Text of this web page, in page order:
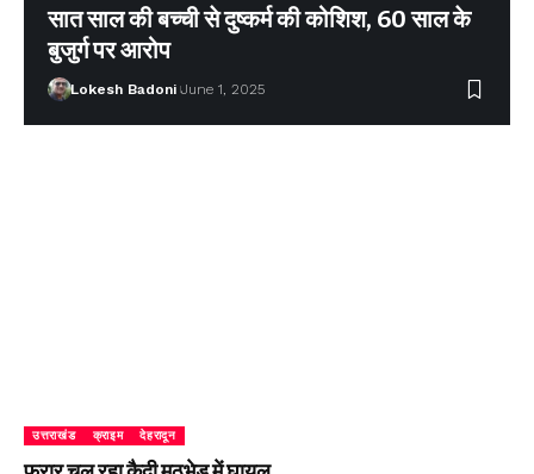
सात साल की बच्ची से दुष्कर्म की कोशिश, 60 साल के
बुजुर्ग पर आरोप
Lokesh Badoni June 1, 2025
उत्तराखंड क्राइम देहरादून